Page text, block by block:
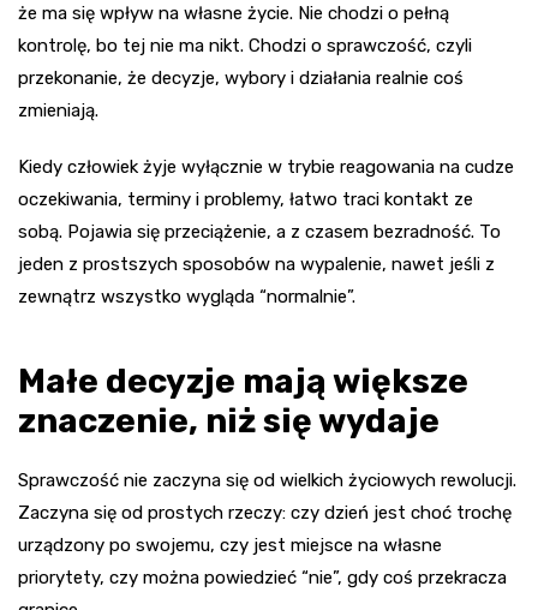
że ma się wpływ na własne życie. Nie chodzi o pełną
kontrolę, bo tej nie ma nikt. Chodzi o sprawczość, czyli
przekonanie, że decyzje, wybory i działania realnie coś
zmieniają.
Kiedy człowiek żyje wyłącznie w trybie reagowania na cudze
oczekiwania, terminy i problemy, łatwo traci kontakt ze
sobą. Pojawia się przeciążenie, a z czasem bezradność. To
jeden z prostszych sposobów na wypalenie, nawet jeśli z
zewnątrz wszystko wygląda “normalnie”.
Małe decyzje mają większe
znaczenie, niż się wydaje
Sprawczość nie zaczyna się od wielkich życiowych rewolucji.
Zaczyna się od prostych rzeczy: czy dzień jest choć trochę
urządzony po swojemu, czy jest miejsce na własne
priorytety, czy można powiedzieć “nie”, gdy coś przekracza